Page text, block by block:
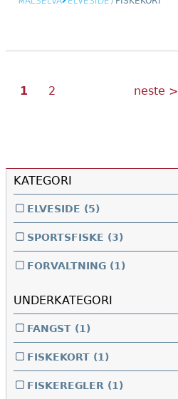
Sider
Nåværende
1 Side
2
Neste
neste >
KATEGORI
ELVESIDE (5)
SPORTSFISKE (3)
FORVALTNING (1)
UNDERKATEGORI
FANGST (1)
FISKEKORT (1)
FISKEREGLER (1)